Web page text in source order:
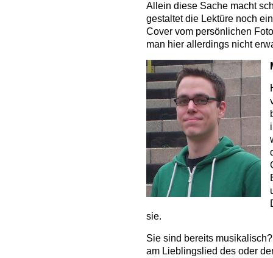
Allein diese Sache macht
gestaltet die Lektüre noch
Cover vom persönlichen
man hier allerdings nicht
sie.
Sie sind bereits
am Lieblingslied des oder